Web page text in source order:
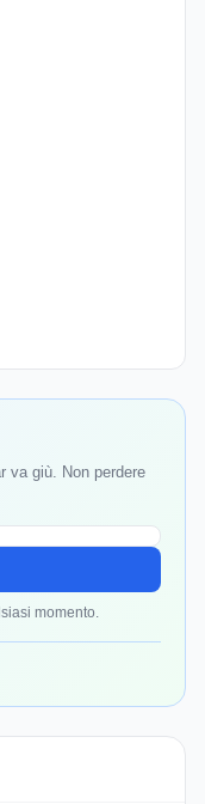
va giù. Non perdere
momento.